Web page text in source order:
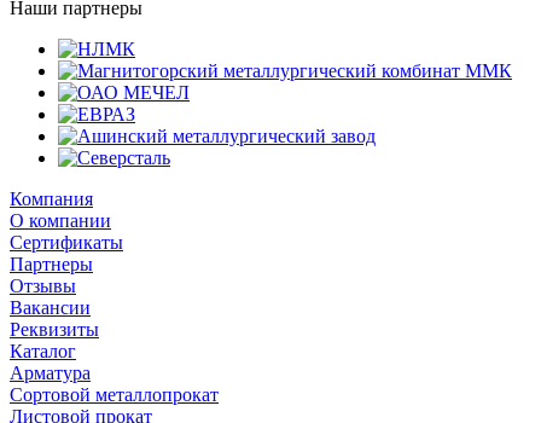
Наши партнеры
Компания
О компании
Сертификаты
Партнеры
Отзывы
Вакансии
Реквизиты
Каталог
Арматура
Сортовой металлопрокат
Листовой прокат